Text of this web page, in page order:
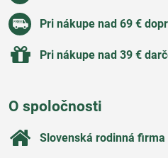
Pri nákupe nad 69 €
Pri nákupe nad 39 €
O spoločnosti
Slovenská rodinná firma